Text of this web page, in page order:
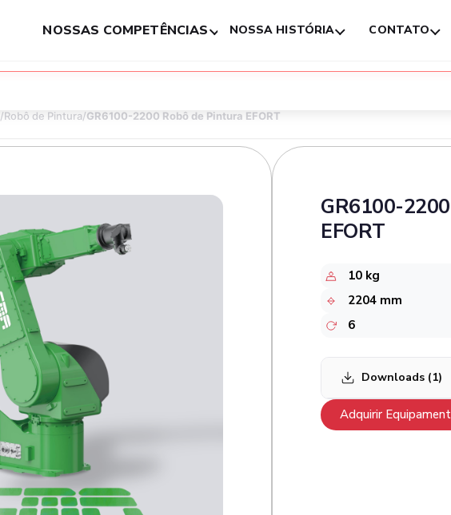
NOSSAS COMPETÊNCIAS NOSSA HISTÓRIA CONTATO
/Robô de Pintura/GR6100-2200 Robô de Pintura EFORT
GR6100-
EFORT
10 kg
2204 mm
6
Downloads (1)
GR6100-2200
Adquirir